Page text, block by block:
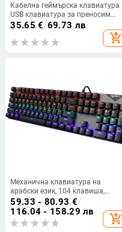
Кабелна геймърска клавиатура
USB клавиатура за преносим
компютър, офис домашна OEM
35.65 €/69.73 лв
add_shopping_cart
Механична клавиатура на
арабски език, 104 клавиша,
жично свързване, механични
превключватели, ABS корпус.
59.33 - 80.93 €/
116.04 - 158.29 лв
add_shopping_cart